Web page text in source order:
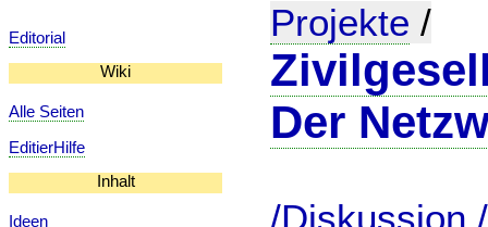
Editorial
Wiki
Alle Seiten
EditierHilfe
Inhalt
Ideen
Projekte /
Der
/Diskussion